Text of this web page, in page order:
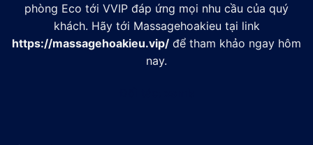
phòng Eco tới VVIP đáp ứng mọi nhu cầu của quý
khách. Hãy tới Massagehoakieu tại link
https://massagehoakieu.vip/ để tham khảo ngay hôm
nay.